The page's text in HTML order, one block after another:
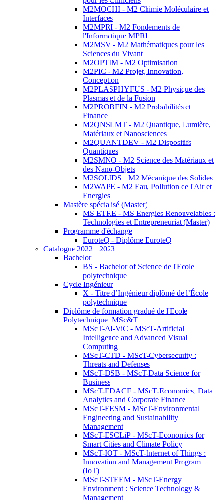
M2MOCHI - M2 Chimie Moléculaire et
Interfaces
M2MPRI - M2 Fondements de
l'Informatique MPRI
M2MSV - M2 Mathématiques pour les
Sciences du Vivant
M2OPTIM - M2 Optimisation
M2PIC - M2 Projet, Innovation,
Conception
M2PLASPHYFUS - M2 Physique des
Plasmas et de la Fusion
M2PROBFIN - M2 Probabilités et
Finance
M2QNSLMT - M2 Quantique, Lumière,
Matériaux et Nanosciences
M2QUANTDEV - M2 Dispositifs
Quantiques
M2SMNO - M2 Science des Matériaux et
des Nano-Objets
M2SOLIDS - M2 Mécanique des Solides
M2WAPE - M2 Eau, Pollution de l'Air et
Energies
Mastère spécialisé (Master)
MS ETRE - MS Energies Renouvelables :
Technologies et Entrepreneuriat (Master)
Programme d'échange
EuroteQ - Diplôme EuroteQ
Catalogue 2022 - 2023
Bachelor
BS - Bachelor of Science de l'Ecole
polytechnique
Cycle Ingénieur
X - Titre d’Ingénieur diplômé de l’École
polytechnique
Diplôme de formation gradué de l'Ecole
Polytechnique -MSc&T
MScT-AI-ViC - MScT-Artificial
Intelligence and Advanced Visual
Computing
MScT-CTD - MScT-Cybersecurity :
Threats and Defenses
MScT-DSB - MScT-Data Science for
Business
MScT-EDACF - MScT-Economics, Data
Analytics and Corporate Finance
MScT-EESM - MScT-Environmental
Engineering and Sustainability
Management
MScT-ESCLiP - MScT-Economics for
Smart Cities and Climate Policy
MScT-IOT - MScT-Internet of Things :
Innovation and Management Program
(IoT)
MScT-STEEM - MScT-Energy
Environment : Science Technology &
Management